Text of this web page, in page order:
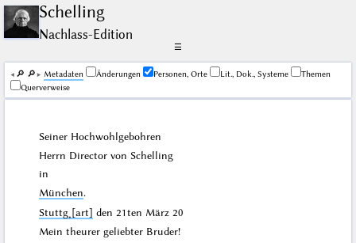
Schelling
Nachlass-Edition
☰
🔎︎ 🔎︎ Me­ta­da­ten Änderungen Personen, Orte Lit., Dok., Systeme
Themen
Querverweise
Seiner Hochwohlgebohren
Herrn Director von Schelling
in
München.
Stuttg˖[art] den 21ten März 20
Mein theurer geliebter Bruder!